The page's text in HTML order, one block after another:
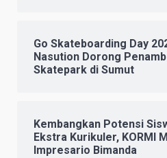
Go Skateboarding Day
Nasution Dorong
Skatepark di Sumut
Kembangkan Potensi
Ekstra Kurikuler, KORMI
Impresario Bimanda